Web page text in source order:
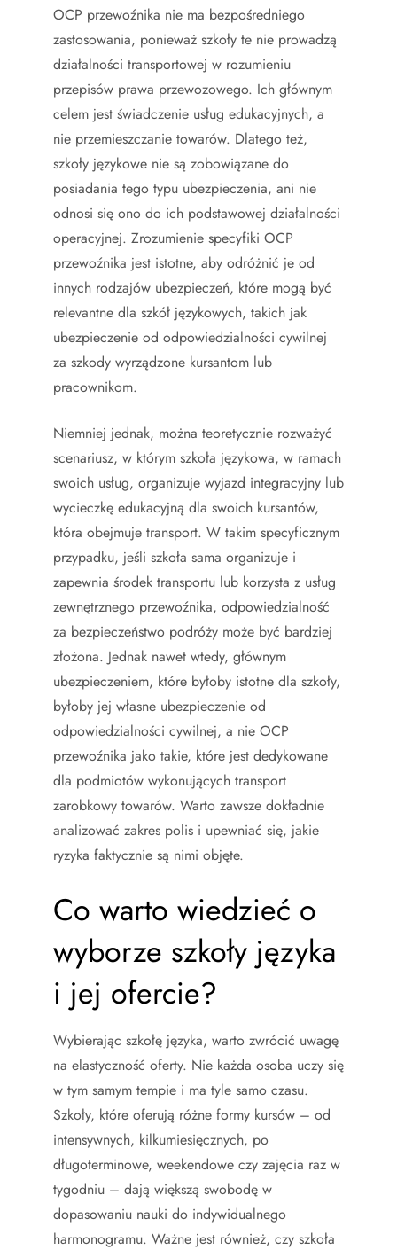
OCP przewoźnika nie ma bezpośredniego
zastosowania, ponieważ szkoły te nie prowadzą
działalności transportowej w rozumieniu
przepisów prawa przewozowego. Ich głównym
celem jest świadczenie usług edukacyjnych, a
nie przemieszczanie towarów. Dlatego też,
szkoły językowe nie są zobowiązane do
posiadania tego typu ubezpieczenia, ani nie
odnosi się ono do ich podstawowej działalności
operacyjnej. Zrozumienie specyfiki OCP
przewoźnika jest istotne, aby odróżnić je od
innych rodzajów ubezpieczeń, które mogą być
relevantne dla szkół językowych, takich jak
ubezpieczenie od odpowiedzialności cywilnej
za szkody wyrządzone kursantom lub
pracownikom.
Niemniej jednak, można teoretycznie rozważyć
scenariusz, w którym szkoła językowa, w ramach
swoich usług, organizuje wyjazd integracyjny lub
wycieczkę edukacyjną dla swoich kursantów,
która obejmuje transport. W takim specyficznym
przypadku, jeśli szkoła sama organizuje i
zapewnia środek transportu lub korzysta z usług
zewnętrznego przewoźnika, odpowiedzialność
za bezpieczeństwo podróży może być bardziej
złożona. Jednak nawet wtedy, głównym
ubezpieczeniem, które byłoby istotne dla szkoły,
byłoby jej własne ubezpieczenie od
odpowiedzialności cywilnej, a nie OCP
przewoźnika jako takie, które jest dedykowane
dla podmiotów wykonujących transport
zarobkowy towarów. Warto zawsze dokładnie
analizować zakres polis i upewniać się, jakie
ryzyka faktycznie są nimi objęte.
Co warto wiedzieć o
wyborze szkoły języka
i jej ofercie?
Wybierając szkołę języka, warto zwrócić uwagę
na elastyczność oferty. Nie każda osoba uczy się
w tym samym tempie i ma tyle samo czasu.
Szkoły, które oferują różne formy kursów – od
intensywnych, kilkumiesięcznych, po
długoterminowe, weekendowe czy zajęcia raz w
tygodniu – dają większą swobodę w
dopasowaniu nauki do indywidualnego
harmonogramu. Ważne jest również, czy szkoła